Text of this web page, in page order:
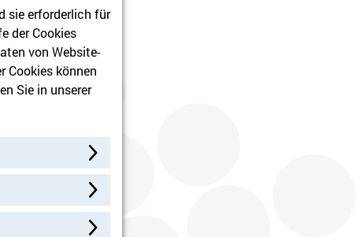
sie erforderlich für
der Cookies
von Website-
Cookies können
Sie in unserer